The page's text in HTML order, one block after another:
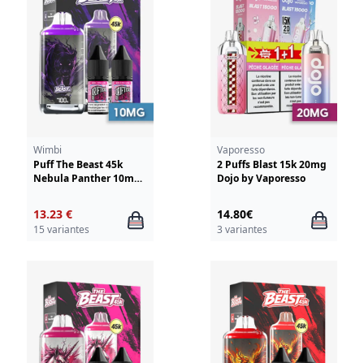
Wimbi
Puff The Beast 45k
Nebula Panther 10mg
13.23 €
15 variantes
Vaporesso
2 Puffs Blast 15k 20mg
Dojo by Vaporesso
14.80€
3 variantes